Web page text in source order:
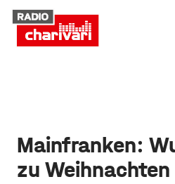
Mainfranken:
zu Weihnachten